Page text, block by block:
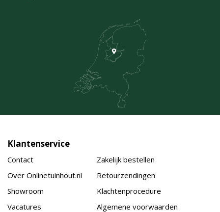
Klantenservice
Contact
Over Onlinetuinhout.nl
Showroom
Vacatures
Zakelijk bestellen
Retourzendingen
Klachtenprocedure
Algemene voorwaarden